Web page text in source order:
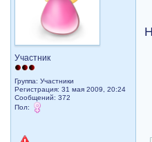
Участник
Группа: Участники
Регистрация: 31 мая 2009, 20:24
Сообщений: 372
Пол: